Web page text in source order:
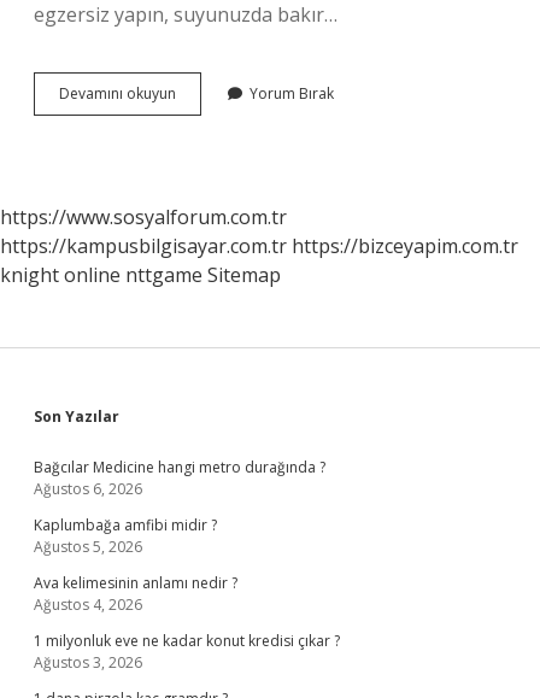
egzersiz yapın, suyunuzda bakır…
Devamını okuyun Demansa
Neden
Yorum Bırak
https://www.sosyalforum.com.tr
https://kampusbilgisayar.com.tr https://bizceyapim.com.tr
knight online nttgame Sitemap
Sidebar
Son Yazılar
Bağcılar Medicine hangi metro durağında ?
Ağustos 6, 2026
Kaplumbağa amfibi midir ?
Ağustos 5, 2026
Ava kelimesinin anlamı nedir ?
Ağustos 4, 2026
1 milyonluk eve ne kadar konut kredisi çıkar ?
Ağustos 3, 2026